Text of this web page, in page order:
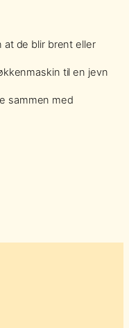
at de blir brent eller
til en jevn
sammen med